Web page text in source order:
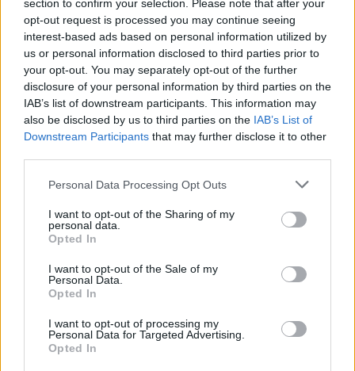
section to confirm your selection. Please note that after your
opt-out request is processed you may continue seeing
interest-based ads based on personal information utilized by
us or personal information disclosed to third parties prior to
your opt-out. You may separately opt-out of the further
disclosure of your personal information by third parties on the
IAB’s list of downstream participants. This information may
also be disclosed by us to third parties on the IAB’s List of
Downstream Participants that may further disclose it to other
Personal Data Processing Opt Outs
I want to opt-out of the Sharing of my
personal data.
Opted In
I want to opt-out of the Sale of my
Personal Data.
Opted In
I want to opt-out of processing my
Personal Data for Targeted Advertising.
Opted In
ΚΛΕΙΩ ΝΙΚΟΛΑΟΥ/02 Αυγ 2022
ΔΙΕΘΝΗ
Το No Time to Die έκοψε τα περισσότερα
εισιτήρια αλλά δεν θα είναι κερδοφόρο
ΓΙΑΝΝΗΣ ΣΤΑΘΟΠΟΥΛΟΣ/23 Νοε 2021